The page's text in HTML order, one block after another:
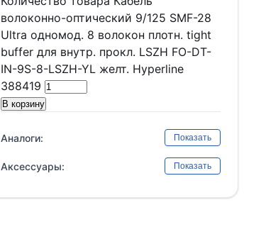
волоконно-оптический 9/125 SMF-28
Ultra одномод. 8 волокон плотн. tight
buffer для внутр. прокл. LSZH FO-DT-
IN-9S-8-LSZH-YL желт. Hyperline
388419
В корзину
Аналоги: Показать
Аксессуары: Показать